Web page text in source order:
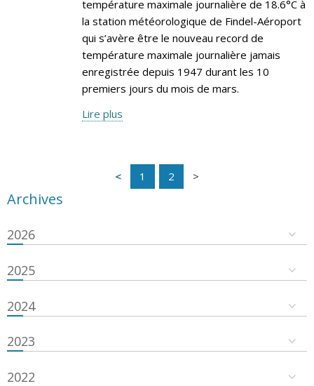
température maximale journalière de 18.6°C à
la station météorologique de Findel-Aéroport
qui s’avère être le nouveau record de
température maximale journalière jamais
enregistrée depuis 1947 durant les 10
premiers jours du mois de mars.
Lire plus
1 2
Archives
2026
2025
2024
2023
2022